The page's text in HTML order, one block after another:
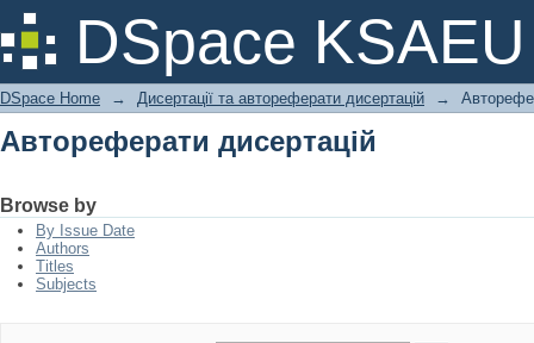
DSpace KSAEU
Автореферати дисертацій
DSpace Home → Дисертації та автореферати дисертацій →
Автореферати дисертацій
Browse by
By Issue Date
Authors
Titles
Subjects